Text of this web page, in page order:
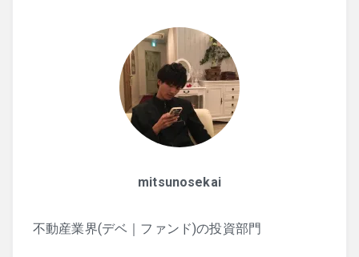
mitsunosekai
不動産業界(デベ｜ファンド)の投資部門